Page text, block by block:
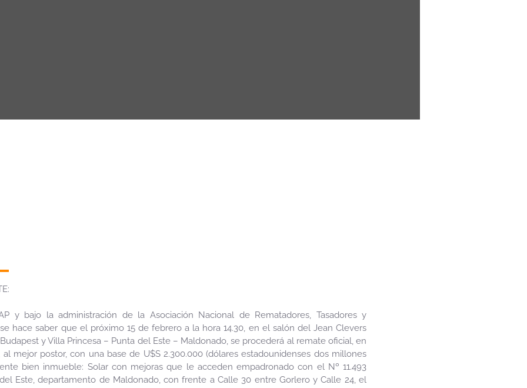
y bajo la administración de la Asociación Nacional de Rematadores, Tasadores y
hace saber que el próximo 15 de febrero a la hora 14.30, en el salón del Jean Clevers
y Villa Princesa – Punta del Este – Maldonado, se procederá al remate oficial, en
mejor postor, con una base de U$S 2.300.000 (dólares estadounidenses dos millones
bien inmueble: Solar con mejoras que le acceden empadronado con el Nº 11.493
Este, departamento de Maldonado, con frente a Calle 30 entre Gorlero y Calle 24, el